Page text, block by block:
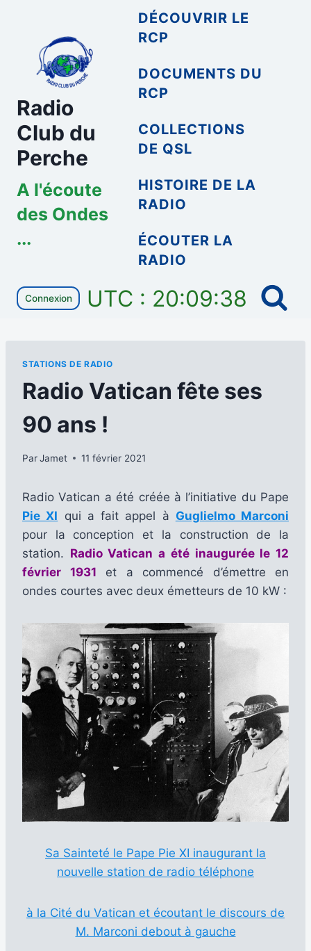
contenu
Radio
Club du
Perche
A l'écoute
des Ondes
...
DÉCOUVRIR LE
RCP
DOCUMENTS DU
RCP
COLLECTIONS
DE QSL
HISTOIRE DE LA
RADIO
ÉCOUTER LA
RADIO
Connexion UTC : 20:09:38
STATIONS DE RADIO
Radio Vatican fête ses
90 ans !
ParJamet 11 février 2021
Radio Vatican a été créée à l’initiative du Pape
Pie XI qui a fait appel à Guglielmo Marconi
pour la conception et la construction de la
station. Radio Vatican a été inaugurée le 12
février 1931 et a commencé d’émettre en
ondes courtes avec deux émetteurs de 10 kW :
Sa Sainteté le Pape Pie XI inaugurant la
nouvelle station de radio téléphone
à la Cité du Vatican et écoutant le discours de
M. Marconi debout à gauche